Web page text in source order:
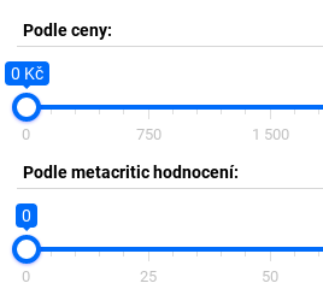
Podle ceny:
0 Kč
0 750 1 500
Podle metacritic hodnocení:
0
0 25 50